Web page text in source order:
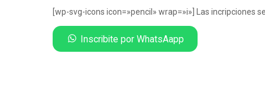
[wp-svg-icons icon=»pencil» wrap=»i»] Las incripciones
Inscribite por WhatsAapp